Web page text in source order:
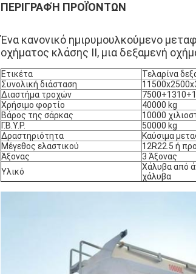
ΠΕΡΙΓΡΑΦΉ ΠΡΟΪΌΝΤΩΝ
Ένα κανονικό ημιρυμουλκούμενο
οχήματος κλάσης ΙΙ, μια δεξαμενή
Ετικέτα
Τελαρίνα
Συνολική διάσταση
Διαστήμα τροχών
Χρήσιμο φορτίο
40000 kg
Βάρος της σάρκας
10000
Γ.Β.Υ.Ρ.
50000 kg
Δραστηριότητα
Καύσιμα
Μέγεθος ελαστικού
12R22.5 ή
Άξονας
3 Άξονας
Υλικό
Χάλυβα από
χάλυβα